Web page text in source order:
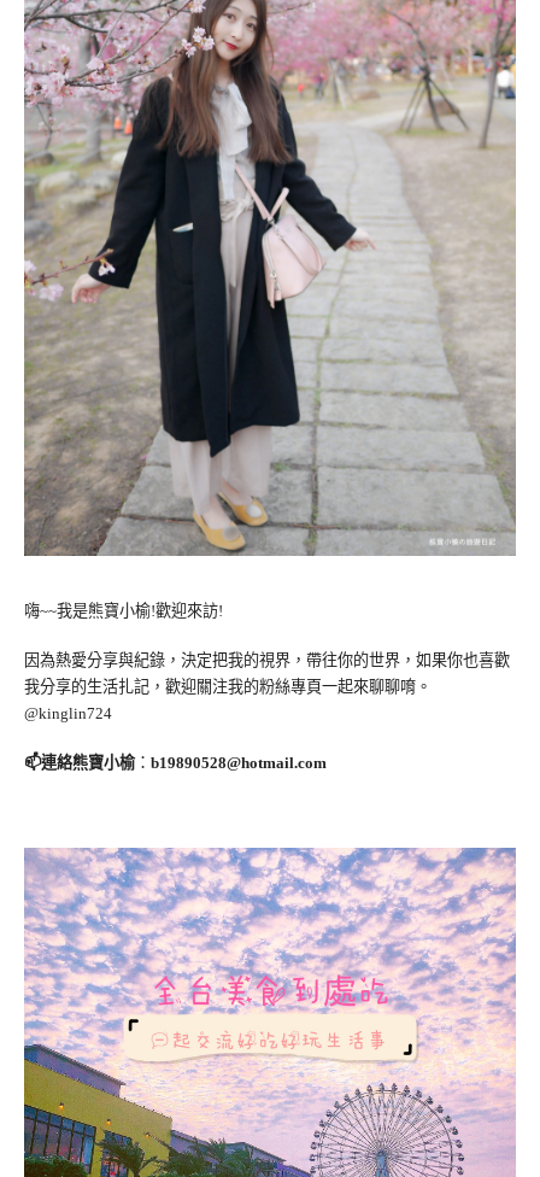
嗨~~我是熊寶小榆!歡迎來訪!
因為熱愛分享與紀錄，決定把我的視界，帶往你的世界，如果你也喜歡
我分享的生活扎記，歡迎關注我的粉絲專頁一起來聊聊唷。
@kinglin724
📫連絡熊寶小榆： b19890528@hotmail.com